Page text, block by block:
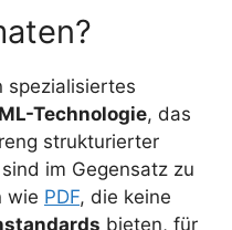
spezialisiertes
Technologie, das
strukturierter
im Gegensatz zu
wie PDF, die keine
bieten, für